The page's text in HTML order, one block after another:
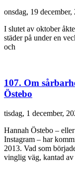
onsdag, 19 december,
I slutet av oktober
städer på under en
och
107. Om
Östebo
tisdag, 1 december,
Hannah Östebo –
Instagram – har
2013. Vad som
vinglig väg, kantad